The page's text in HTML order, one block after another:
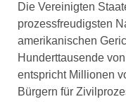
Die Vereinigten
prozessfreudigsten
amerikanischen
Hunderttausende
entspricht Millionen
Bürgern für